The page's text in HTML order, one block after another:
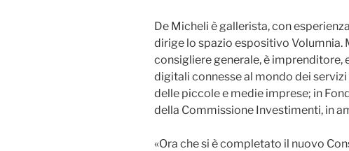
De Micheli è gallerista, con
dirige lo spazio espositivo Volumnia.
consigliere generale, è imprenditore,
digitali connesse al mondo dei
delle piccole e medie imprese; in
della Commissione Investimenti, in
«Ora che si è completato il nuovo